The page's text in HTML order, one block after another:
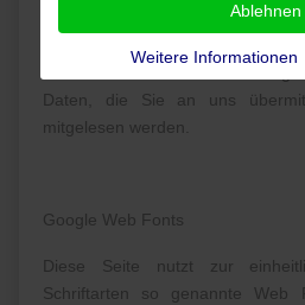
Schloss-Symbol in Ihrer
Wenn die SSL Verschlüsselung
Daten, die Sie an uns
mitgelesen werden.
Google Web Fonts
Diese Seite nutzt zur
Schriftarten so genannte Web
Ablehnen
Weitere Informationen